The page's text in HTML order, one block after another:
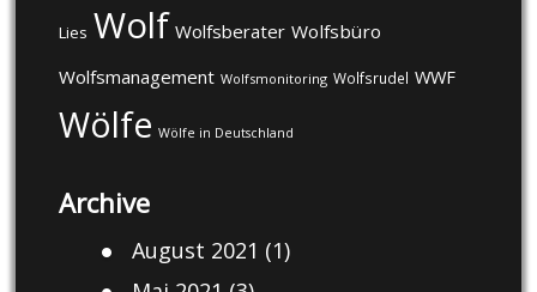
Lies Wolf Wolfsberater Wolfsbüro
Wolfsmanagement Wolfsmonitoring Wolfsrudel WWF
Wölfe Wölfe in Deutschland
Archive
August 2021 (1)